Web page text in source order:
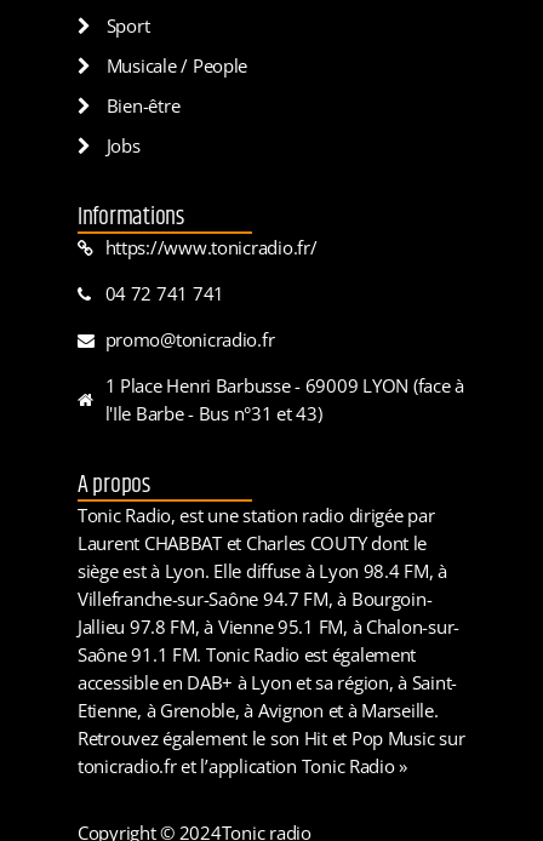
Sport
Musicale / People
Bien-être
Jobs
Informations
https://www.tonicradio.fr/
04 72 741 741
promo@tonicradio.fr
1 Place Henri Barbusse - 69009 LYON (face à
l'Ile Barbe - Bus n°31 et 43)
A propos
Tonic Radio, est une station radio dirigée par
Laurent CHABBAT et Charles COUTY dont le
siège est à Lyon. Elle diffuse à Lyon 98.4 FM, à
Villefranche-sur-Saône 94.7 FM, à Bourgoin-
Jallieu 97.8 FM, à Vienne 95.1 FM, à Chalon-sur-
Saône 91.1 FM. Tonic Radio est également
accessible en DAB+ à Lyon et sa région, à Saint-
Etienne, à Grenoble, à Avignon et à Marseille.
Retrouvez également le son Hit et Pop Music sur
tonicradio.fr et l’application Tonic Radio »
Copyright © 2024Tonic radio